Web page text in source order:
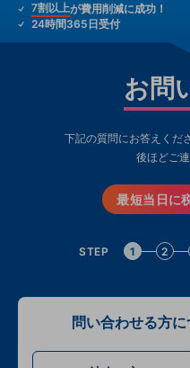
7割以上が費用削減に成功！
24時間365日受付
お問
下記の質問にお答えくだ
後ほどご
最短当日に
STEP 1 2
問い合わせる方